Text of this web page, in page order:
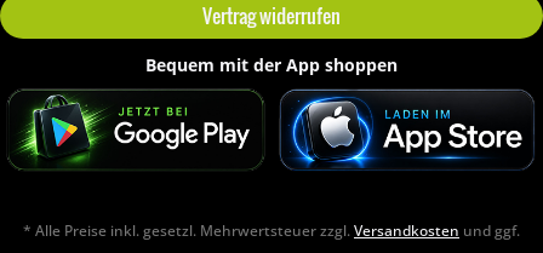
Vertrag widerrufen
Bequem mit der App shoppen
* Alle Preise inkl. gesetzl. Mehrwertsteuer zzgl.Versandkosten und ggf.